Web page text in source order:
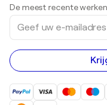
Beelden
Acrylverfschilderijen
De meest recente
Geef
uw
e-
mailadres
in